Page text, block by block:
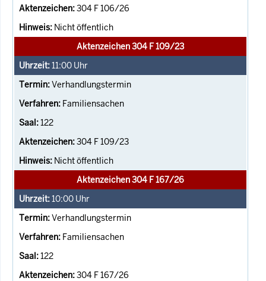
304 F 106/26
Nicht öffentlich
Aktenzeichen 304 F 109/23
11:00 Uhr
Verhandlungstermin
Familiensachen
122
304 F 109/23
Nicht öffentlich
Aktenzeichen 304 F 167/26
10:00 Uhr
Verhandlungstermin
Familiensachen
122
304 F 167/26